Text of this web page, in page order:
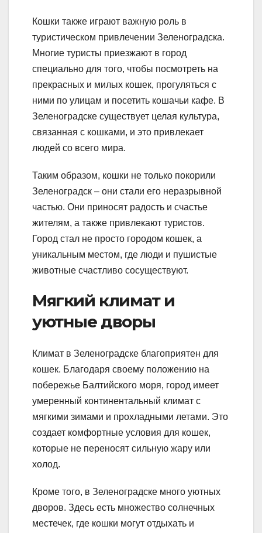
Кошки также играют важную роль в
туристическом привлечении Зеленоградска.
Многие туристы приезжают в город
специально для того, чтобы посмотреть на
прекрасных и милых кошек, прогуляться с
ними по улицам и посетить кошачьи кафе. В
Зеленоградске существует целая культура,
связанная с кошками, и это привлекает
людей со всего мира.
Таким образом, кошки не только покорили
Зеленоградск – они стали его неразрывной
частью. Они приносят радость и счастье
жителям, а также привлекают туристов.
Город стал не просто городом кошек, а
уникальным местом, где люди и пушистые
животные счастливо сосуществуют.
Мягкий климат и
уютные дворы
Климат в Зеленоградске благоприятен для
кошек. Благодаря своему положению на
побережье Балтийского моря, город имеет
умеренный континентальный климат с
мягкими зимами и прохладными летами. Это
создает комфортные условия для кошек,
которые не переносят сильную жару или
холод.
Кроме того, в Зеленоградске много уютных
дворов. Здесь есть множество солнечных
местечек, где кошки могут отдыхать и